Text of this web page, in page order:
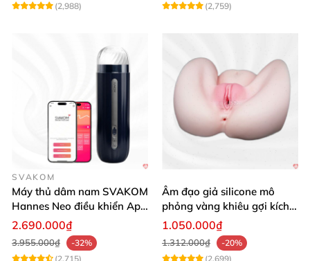
(2,988) (2,759)
SVAKOM
Máy thủ dâm nam SVAKOM
Hannes Neo điều khiển App
tương tác
2.690.000₫
3.955.000₫
-32%
(2,715)
Âm đạo giả silicone mô
phỏng vàng khiêu gợi kích
thích mua
1.050.000₫
1.312.000₫
-20%
(2,699)